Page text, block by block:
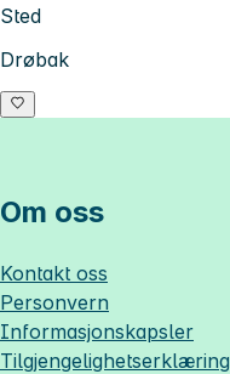
Sted
Drøbak
Om oss
Kontakt oss
Personvern
Informasjonskapsler
Tilgjengelighetserklæring